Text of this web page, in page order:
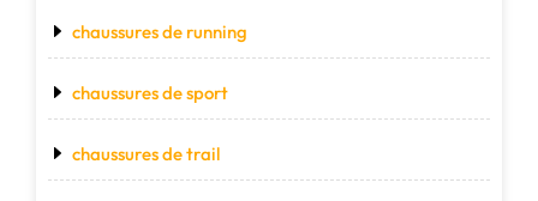
chaussures de running
chaussures de sport
chaussures de trail